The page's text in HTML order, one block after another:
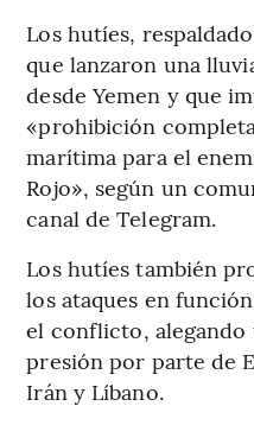
Los hutíes,
que lanzaron una
desde Yemen y que
«prohibición
marítima para el
Rojo», según un
canal de Telegram.
Los hutíes también
los ataques en
el conflicto, alegando
presión por parte de
Irán y Líbano.